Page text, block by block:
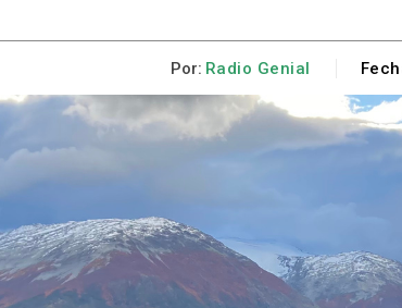
Por: Radio Genial